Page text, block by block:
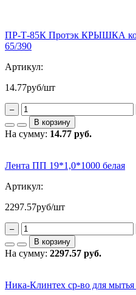
ПР-Т-85К Протэк КРЫШКА
65/390
Артикул:
14.77руб/шт
–
В корзину
На сумму: 14.77 руб.
Лента ПП 19*1,0*1000 белая
Артикул:
2297.57руб/шт
–
В корзину
На сумму: 2297.57 руб.
Ника-Клинтех ср-во для мытья